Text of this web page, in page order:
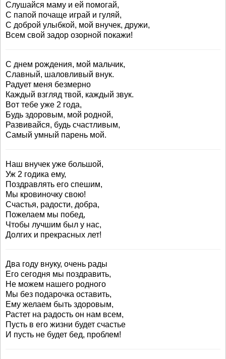
Слушайся маму и ей помогай,
С папой почаще играй и гуляй,
С доброй улыбкой, мой внучек, дружи,
Всем свой задор озорной покажи!
С днем рождения, мой мальчик,
Славный, шаловливый внук.
Радует меня безмерно
Каждый взгляд твой, каждый звук.
Вот тебе уже 2 года,
Будь здоровым, мой родной,
Развивайся, будь счастливым,
Самый умный парень мой.
Наш внучек уже большой,
Уж 2 годика ему,
Поздравлять его спешим,
Мы кровиночку свою!
Счастья, радости, добра,
Пожелаем мы побед,
Чтобы лучшим был у нас,
Долгих и прекрасных лет!
Два году внуку, очень рады
Его сегодня мы поздравить,
Не можем нашего родного
Мы без подарочка оставить,
Ему желаем быть здоровым,
Растет на радость он нам всем,
Пусть в его жизни будет счастье
И пусть не будет бед, проблем!